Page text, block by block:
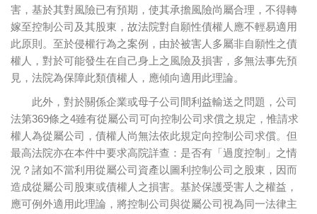
害，基於其對風險已有預期，使其承擔風險尚屬合理，不得轉
嫁至控制公司及其股東，故法院對自願性債權人應不輕易適用
此原則。至於侵權行為之案例，由於被害人多屬非自願性之債
權人，對於可能發生在自己身上之風險及損害，多無法事先預
見，法院為保障此類債權人，應傾向適用此理論。
此外，對於關係企業或母子公司間利益輸送之問題，公司
法第369條之4雖有從屬公司可向控制公司求償之規定，惟請求
權人為從屬公司，債權人尚無法依此規定向控制公司求償。但
最高法院亦在本件中要求高院詳查：是否有「過度控制」之情
況？諸如不當利用從屬公司資產以圖利控制公司之股東，因而
造成從屬公司股東或債權人之損害。基於保護受害人之權益，
應可例外適用此理論，將控制公司與從屬公司視為同一法律主